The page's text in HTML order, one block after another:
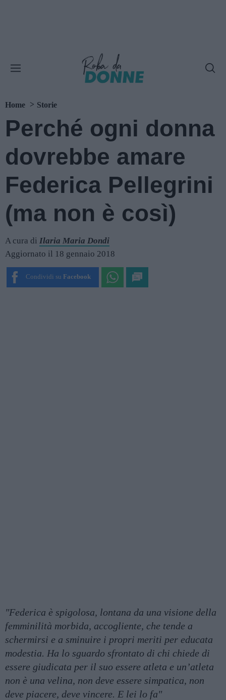
Home Storie
Perché ogni donna
dovrebbe amare
Federica Pellegrini
(ma non è così)
A cura di Ilaria Maria Dondi
Aggiornato il 18 gennaio 2018
Condividi su Facebook
"Federica è spigolosa, lontana da una visione della
femminilità morbida, accogliente, che tende a
schermirsi e a sminuire i propri meriti per educata
modestia. Ha lo sguardo sfrontato di chi chiede di
essere giudicata per il suo essere atleta e un’atleta
non è una velina, non deve essere simpatica, non
deve piacere, deve vincere. E lei lo fa"